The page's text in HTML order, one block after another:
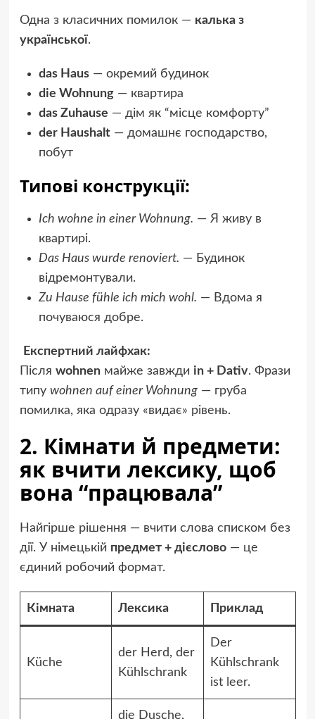
Одна з класичних помилок — калька з
української.
das Haus— окремий будинок
die Wohnung— квартира
das Zuhause — дім як “місце комфорту”
der Haushalt— домашнє господарство,
побут
Типові конструкції:
Ich wohne in einer Wohnung. — Я живу в
квартирі.
Das Haus wurde renoviert. — Будинок
відремонтували.
Zu Hause fühle ich mich wohl. — Вдома я
почуваюся добре.
Експертний лайфхак:
Після wohnenмайже завжди in + Dativ. Фрази
типу wohnen auf einer Wohnung— груба
помилка, яка одразу «видає» рівень.
2. Кімнати й предмети:
як вчити лексику, щоб
вона “працювала”
Найгірше рішення — вчити слова списком без
дії. У німецькій предмет + дієслово— це
єдиний робочий формат.
Кімната Лексика Приклад
Küche
der Herd, der
Kühlschrank
Der
Kühlschrank
ist leer.
die Dusche,